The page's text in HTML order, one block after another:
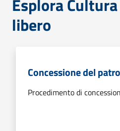
Esplora
libero
Concessione del
Procedimento di